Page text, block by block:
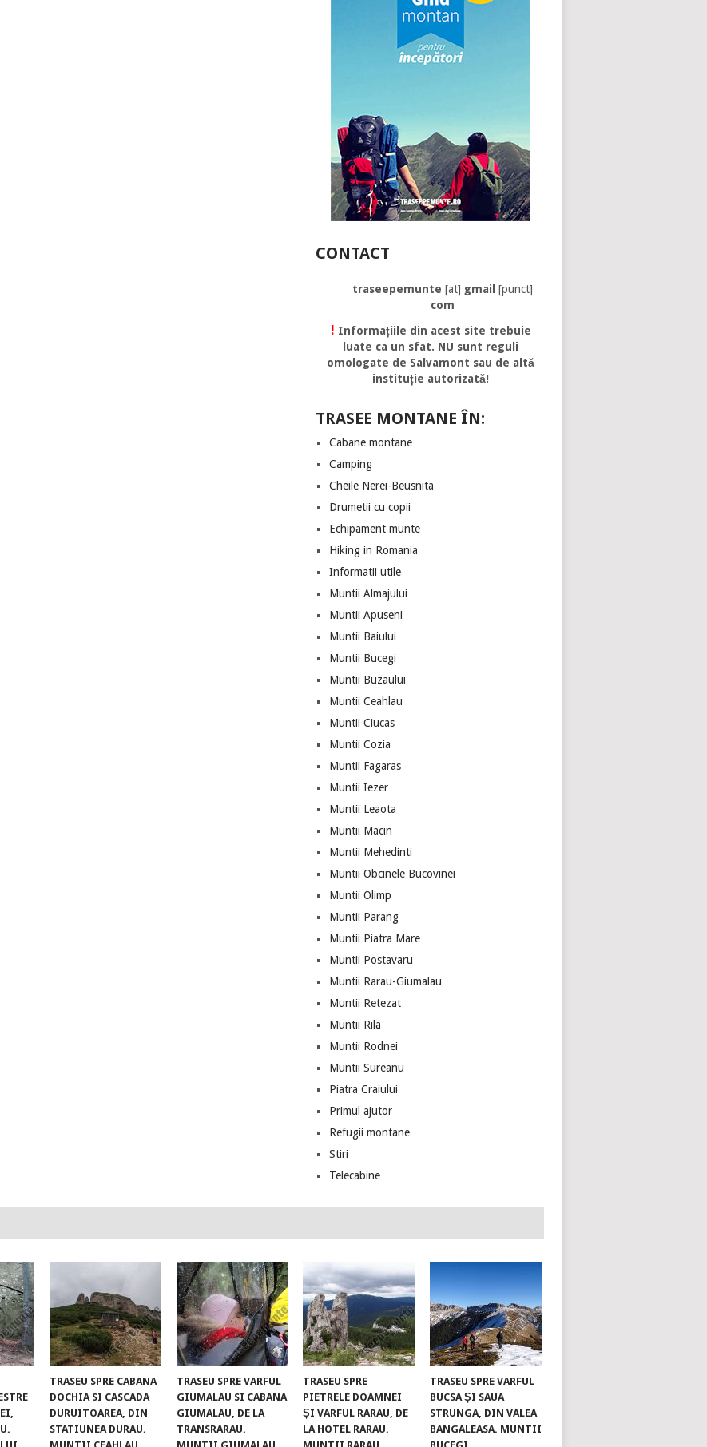
CONTACT
traseepemunte [at] gmail [punct]
com
! Informațiile din acest site trebuie
luate ca un sfat. NU sunt reguli
omologate de Salvamont sau de altă
instituție autorizată!
TRASEE MONTANE ÎN:
Cabane montane
Camping
Cheile Nerei-Beusnita
Drumetii cu copii
Echipament munte
Hiking in Romania
Informatii utile
Muntii Almajului
Muntii Apuseni
Muntii Baiului
Muntii Bucegi
Muntii Buzaului
Muntii Ceahlau
Muntii Ciucas
Muntii Cozia
Muntii Fagaras
Muntii Iezer
Muntii Leaota
Muntii Macin
Muntii Mehedinti
Muntii Obcinele Bucovinei
Muntii Olimp
Muntii Parang
Muntii Piatra Mare
Muntii Postavaru
Muntii Rarau-Giumalau
Muntii Retezat
Muntii Rila
Muntii Rodnei
Muntii Sureanu
Piatra Craiului
Primul ajutor
Refugii montane
Stiri
Telecabine
TRASEU SPRE CABANA
DOCHIA SI CASCADA
DURUITOAREA, DIN
STATIUNEA DURAU.
TRASEU SPRE VARFUL
GIUMALAU SI CABANA
GIUMALAU, DE LA
TRANSRARAU.
TRASEU SPRE
PIETRELE DOAMNEI
ȘI VARFUL RARAU, DE
LA HOTEL RARAU.
TRASEU SPRE VARFUL
BUCSA ȘI SAUA
STRUNGA, DIN VALEA
BANGALEASA. MUNTII